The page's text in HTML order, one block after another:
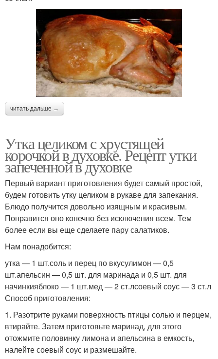
читать дальше →
Утка целиком с хрустящей
корочкой в духовке. Рецепт утки
запеченной в духовке
Первый вариант приготовления будет самый простой,
будем готовить утку целиком в рукаве для запекания.
Блюдо получится довольно изящным и красивым.
Понравится оно конечно без исключения всем. Тем
более если вы еще сделаете пару салатиков.
Нам понадобится:
утка — 1 шт.соль и перец по вкусулимон — 0,5
шт.апельсин — 0,5 шт. для маринада и 0,5 шт. для
начинкияблоко — 1 шт.мед — 2 ст.лсоевый соус — 3 ст.л
Способ приготовления:
1. Разотрите руками поверхность птицы солью и перцем,
втирайте. Затем приготовьте маринад, для этого
отожмите половинку лимона и апельсина в емкость,
налейте соевый соус и размешайте.